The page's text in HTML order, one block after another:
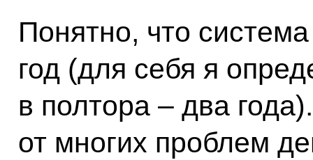
Понятно, что
год (для себя я
в полтора – два
от многих проблем